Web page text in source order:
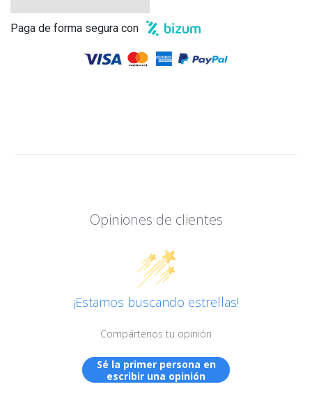
Paga de forma segura con
Opiniones de clientes
¡Estamos buscando estrellas!
Compártenos tu opinión
Sé la primer persona en
escribir una opinión